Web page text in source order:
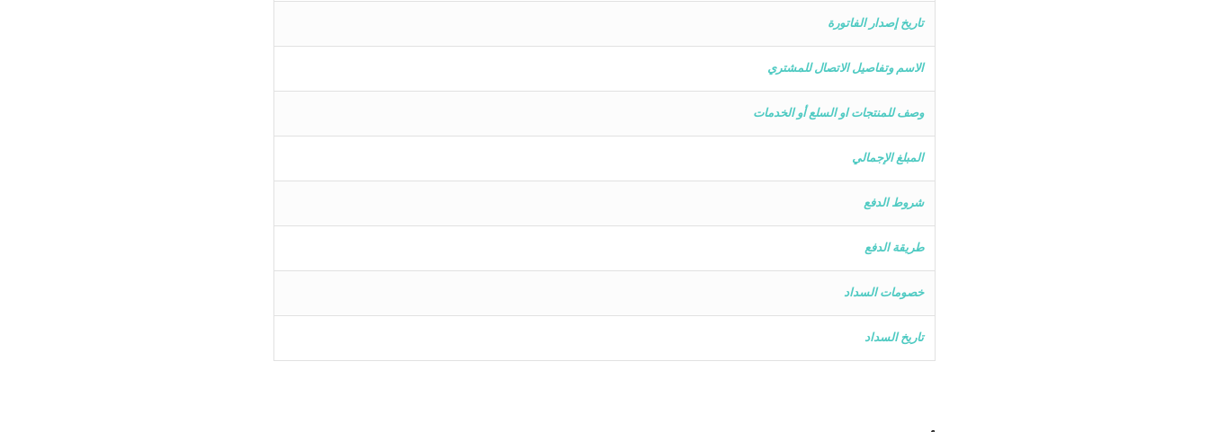
تاريخ إصدار الفاتورة
الاسم وتفاصيل الاتصال للمشتري
وصف للمنتجات او السلع أو الخدمات
المبلغ الإجمالي
شروط الدفع
طريقة الدفع
خصومات السداد
تاريخ السداد